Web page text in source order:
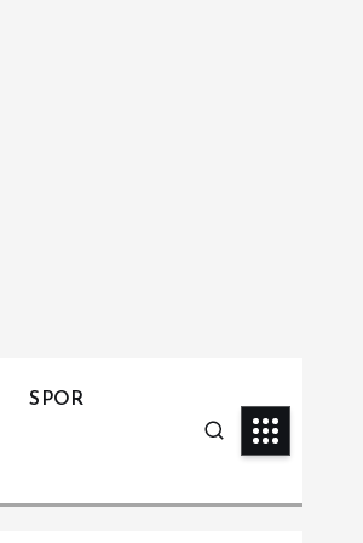
SPOR